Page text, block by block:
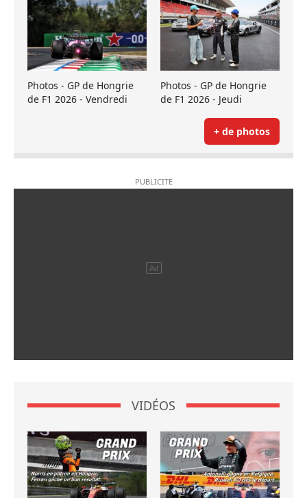
Photos - GP de Hongrie
de F1 2026 - Vendredi
Photos - GP de Hongrie
de F1 2026 - Jeudi
+ de photos
VIDÉOS